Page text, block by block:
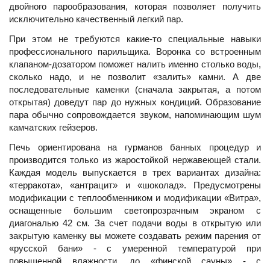
двойного парообразования, которая позволяет получить
исключительно качественный легкий пар.
При этом не требуются какие-то специальные навыки
профессионального парильщика. Воронка со встроенным
клапаном-дозатором поможет налить именно столько воды,
сколько надо, и не позволит «залить» камни. А две
последовательные каменки (сначала закрытая, а потом
открытая) доведут пар до нужных кондиций. Образование
пара обычно сопровождается звуком, напоминающим шум
камчатских гейзеров.
Печь ориентирована на гурманов банных процедур и
производится только из жаростойкой нержавеющей стали.
Каждая модель выпускается в трех вариантах дизайна:
«терракота», «антрацит» и «шоколад». Предусмотрены
модификации с теплообменником и модификации «Витра»,
оснащенные большим светопрозрачным экраном с
диагональю 42 см. За счет подачи воды в открытую или
закрытую каменку вы можете создавать режим парения от
«русской бани» - с умеренной температурой при
повышенной влажности, до «финской сауны» - с